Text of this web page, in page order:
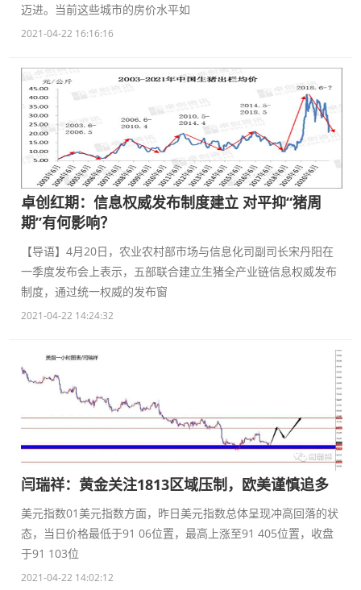
迈进。当前这些城市的房价水平如
2021-04-22 16:16:16
卓创红期：信息权威发布制度建立 对平抑“猪周
期”有何影响？
【导语】4月20日，农业农村部市场与信息化司副司长宋丹阳在
一季度发布会上表示，五部联合建立生猪全产业链信息权威发布
制度，通过统一权威的发布窗
2021-04-22 14:24:32
闫瑞祥：黄金关注1813区域压制，欧美谨慎追多
美元指数01美元指数方面，昨日美元指数总体呈现冲高回落的状
态，当日价格最低于91 06位置，最高上涨至91 405位置，收盘
于91 103位
2021-04-22 14:02:12